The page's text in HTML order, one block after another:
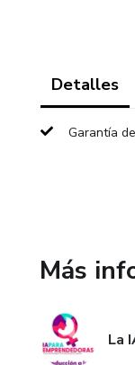
Detalles
Garantía
Más
La